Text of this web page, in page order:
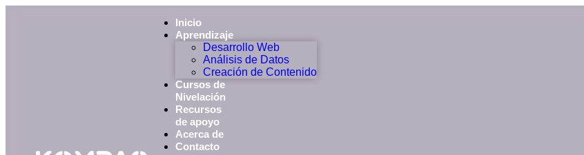
Inicio
Aprendizaje
Desarrollo Web
Análisis de Datos
Creación de Contenido
Cursos de
Nivelación
Recursos
de apoyo
Acerca de
Contacto